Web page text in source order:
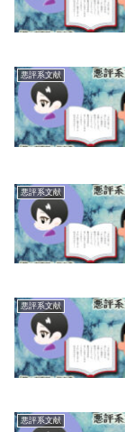
悪評系文献
悪評系文献
悪評系文献
悪評系文献